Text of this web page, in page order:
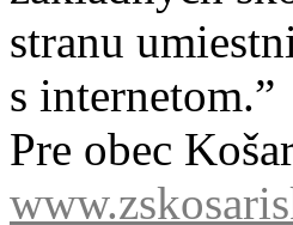
stranu
s internetom.”
Pre obec